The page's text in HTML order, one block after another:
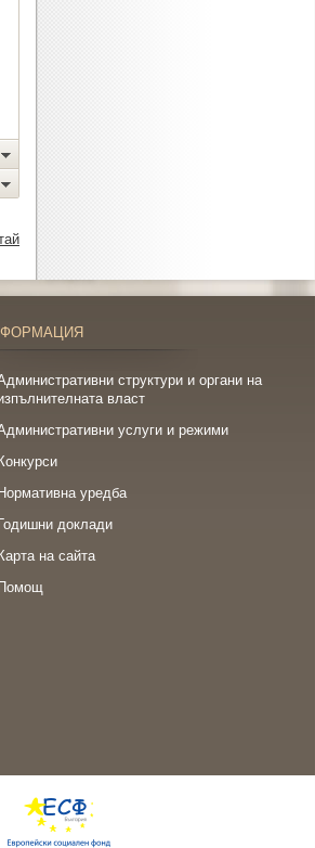
структури и органи на
власт
услуги и режими
Конкурси
Нормативна уредба
Годишни доклади
Карта на сайта
Помощ